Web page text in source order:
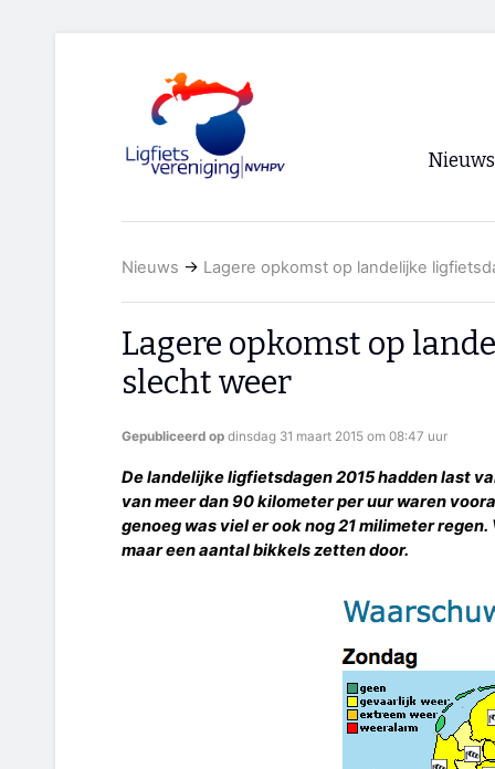
Nieuws
RSS
Nieuws → Lagere opkomst op landelijke
Lagere opkomst op
slecht weer
Gepubliceerd op dinsdag 31 maart 2015 om 08:47 uur
De landelijke ligfietsdagen 2015 hadden last
van meer dan 90 kilometer per uur waren
genoeg was viel er ook nog 21 milimeter
maar een aantal bikkels zetten door.